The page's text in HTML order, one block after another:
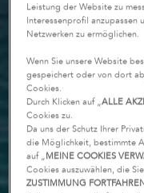
Leistung der Website zu
Interessenprofil anzupassen
Netzwerken zu ermöglichen.
Wenn Sie unsere Website
gespeichert oder von dort
Cookies.
Durch Klicken auf „ALLE
Cookies zu.
Da uns der Schutz Ihrer
die Möglichkeit, bestimmte
auf „MEINE COOKIES
Cookies auszuwählen, die
ZUSTIMMUNG